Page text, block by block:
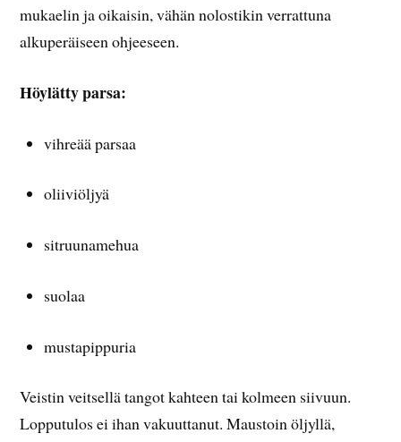
mukaelin ja oikaisin, vähän nolostikin verrattuna
alkuperäiseen ohjeeseen.
Höylätty parsa:
vihreää parsaa
oliiviöljyä
sitruunamehua
suolaa
mustapippuria
Veistin veitsellä tangot kahteen tai kolmeen siivuun.
Lopputulos ei ihan vakuuttanut. Maustoin öljyllä,